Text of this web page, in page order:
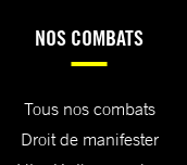
NOS COMBATS
Tous nos combats
Droit de manifester